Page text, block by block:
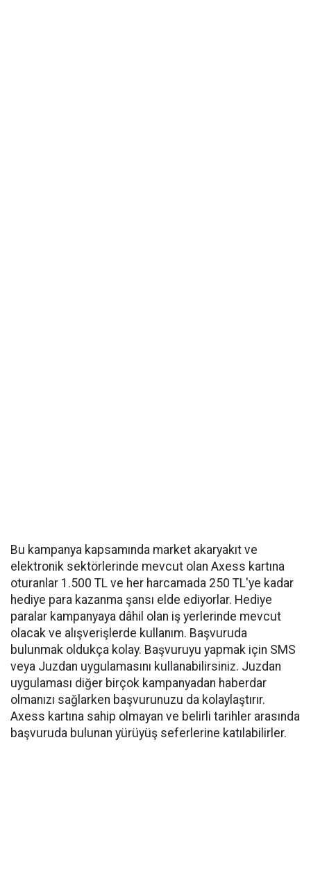
Bu kampanya kapsamında market akaryakıt ve
elektronik sektörlerinde mevcut olan Axess kartına
oturanlar 1.500 TL ve her harcamada 250 TL'ye kadar
hediye para kazanma şansı elde ediyorlar. Hediye
paralar kampanyaya dâhil olan iş yerlerinde mevcut
olacak ve alışverişlerde kullanım. Başvuruda
bulunmak oldukça kolay. Başvuruyu yapmak için SMS
veya Juzdan uygulamasını kullanabilirsiniz. Juzdan
uygulaması diğer birçok kampanyadan haberdar
olmanızı sağlarken başvurunuzu da kolaylaştırır.
Axess kartına sahip olmayan ve belirli tarihler arasında
başvuruda bulunan yürüyüş seferlerine katılabilirler.